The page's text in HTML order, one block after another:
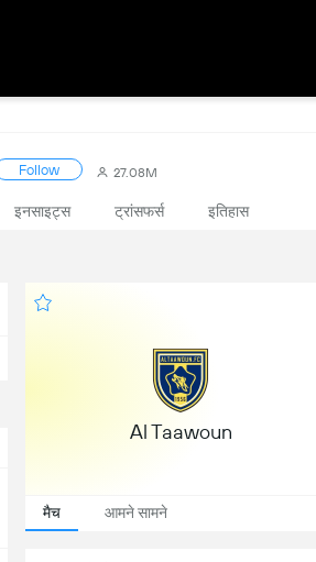
Follow 27.08M
इनसाइट्स ट्रांसफर्स इतिहास
Al Taawoun
मैच आमने सामने